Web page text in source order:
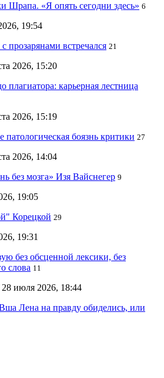
Шрапа. «Я опять сегодни здесь» 6
19:54
прозарянами встречался 21
2026, 15:20
плагиатора: карьерная лестница
2026, 15:19
патологическая боязнь критики 27
2026, 14:04
без мозга» Изя Вайснегер 9
19:05
Корецкой 29
19:31
без обсценной лексики, без
слова 11
28 июля 2026, 18:44
Лена на правду обиделись, или